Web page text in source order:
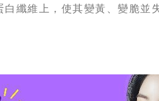
白纖維上，使其變黃、變脆